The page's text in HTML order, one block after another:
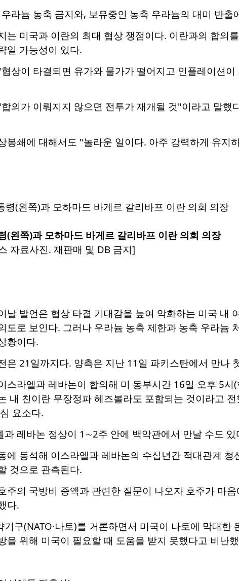
라늄 농축 금지와, 보유중인 농축 우라늄의 대미 반
는 미국과 이란의 최대 협상 쟁점이다. 이란과의 합의
일 가능성이 있다.
상이 타결되면 유가와 물가가 떨어지고 인플레이션
의가 이뤄지지 않으면 전투가 재개될 것"이라고 말
봉쇄에 대해서도 "놀라운 일이다. 아주 강력하게 유지
(왼쪽)과 모하마드 바게르 갈리바프 이란 의회 의장
자료사진. 재판매 및 DB 금지]
날 발언은 협상 타결 기대감을 높여 악화하는 미국 내
도로 보인다. 그러나 우라늄 농축 제한과 농축 우라늄
황이다.
은 21일까지다. 양측은 지난 11일 파키스탄에서 만나
스라엘과 레바논이 합의해 미 동부시간 16일 오후 5
내 친이란 무장정파 헤즈볼라도 포함되는 것이라고
요소다.
과 레바논 정상이 1∼2주 안에 백악관에서 만날 수도 있
에 동석해 이스라엘과 레바논의 수십년간 적대관계
것으로 관측된다.
주의 국방비 증액과 관련한 질문이 나오자 호주가 마
다.
기구(NATO·나토)를 거론하면서 미국이 나토에 막대
을 위해 미국이 필요할 때 도움을 받지 못했다고 비난